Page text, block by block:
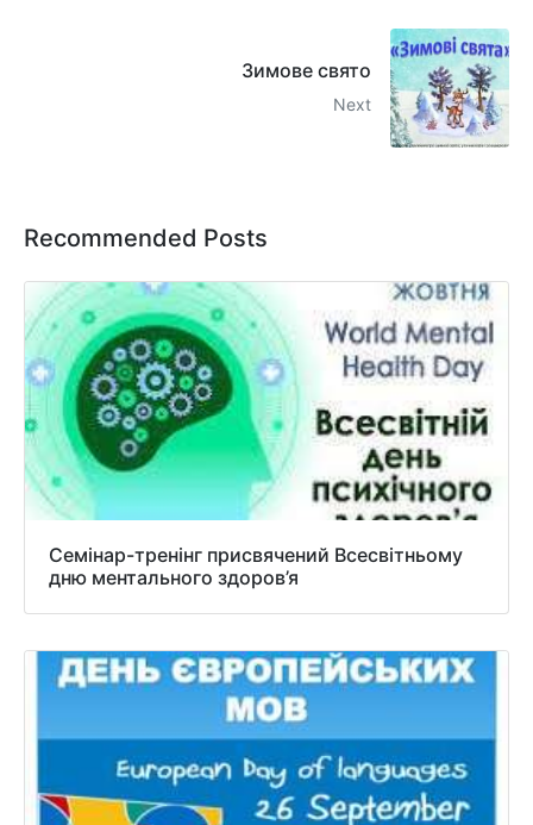
Зимове свято
Next
Recommended Posts
Семінар-тренінг присвячений Всесвітньому
дню ментального здоров’я